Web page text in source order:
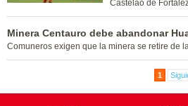
Castelao de
Minera Centauro debe abandonar
Comuneros exigen que la minera se retire de
1